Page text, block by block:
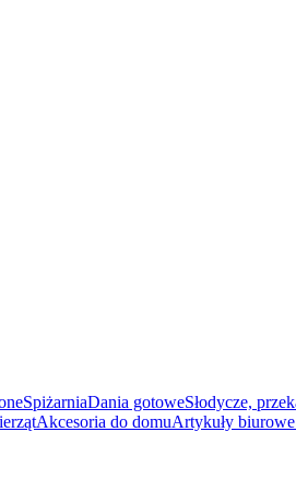
SpiżarniaDania gotoweSłodycze,
Akcesoria do domuArtykuły